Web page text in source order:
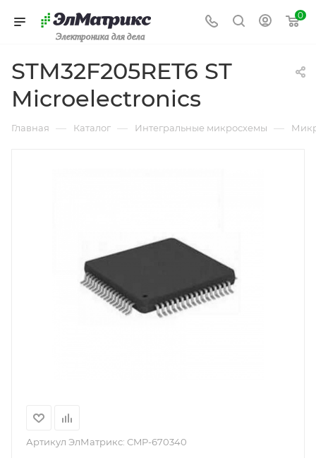
Электроника для дела
0
STM32F205RET6 ST
Microelectronics
Главная — Каталог — Интегральные микросхемы —
Артикул ЭлМатрикс: CMP-670340